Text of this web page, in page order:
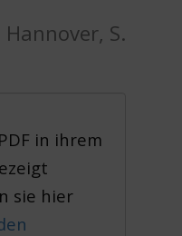
S.
in ihrem
sie hier